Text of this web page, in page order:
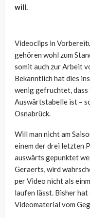
will.
Videoclips in
gehören wohl zum
somit auch zur Arbeit
Bekanntlich hat dies
wenig gefruchtet,
Auswärtstabelle ist –
Osnabrück.
Will man nicht am
einem der drei letzten
auswärts gepunktet
Geraerts, wird
per Video nicht als
laufen lässt. Bisher
Videomaterial vom